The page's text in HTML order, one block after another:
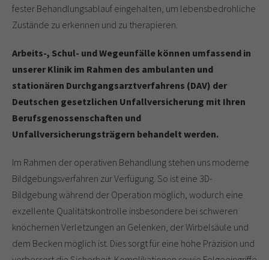
fester Behandlungsablauf eingehalten, um lebensbedrohliche
Zustände zu erkennen und zu therapieren.
Arbeits-, Schul- und Wegeunfälle können umfassend in
unserer Klinik im Rahmen des ambulanten und
stationären Durchgangsarztverfahrens (DAV) der
Deutschen gesetzlichen Unfallversicherung mit Ihren
Berufsgenossenschaften und
Unfallversicherungsträgern behandelt werden.
Im Rahmen der operativen Behandlung stehen uns moderne
Bildgebungsverfahren zur Verfügung. So ist eine 3D-
Bildgebung während der Operation möglich, wodurch eine
exzellente Qualitätskontrolle insbesondere bei schweren
knöchernen Verletzungen an Gelenken, der Wirbelsäule und
dem Becken möglich ist. Dies sorgt für eine hohe Präzision und